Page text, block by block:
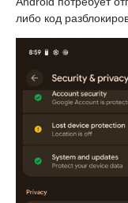
либо код